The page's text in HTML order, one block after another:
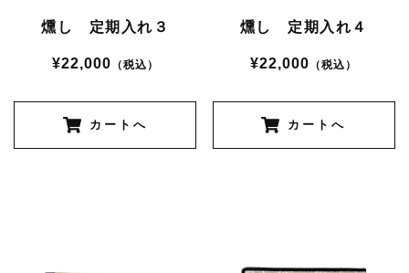
燻し 定期入れ３
¥22,000 （税込）
カートへ
燻し 定期入れ４
¥22,000 （税込）
カートへ